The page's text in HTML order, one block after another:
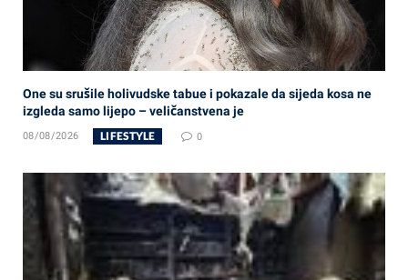
One su srušile holivudske tabue i pokazale da sijeda kosa ne
izgleda samo lijepo – veličanstvena je
08/08/2026 LIFESTYLE 0